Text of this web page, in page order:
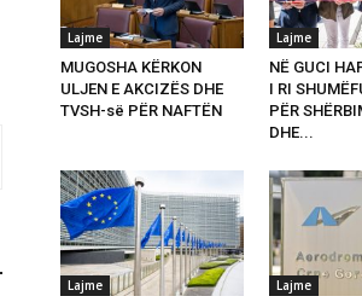
Lajme
MUGOSHA KËRKON
ULJEN E AKCIZËS DHE
TVSH-së PËR NAFTËN
Lajme
NË GUCI
I RI
PËR
DHE...
Lajme Lajme